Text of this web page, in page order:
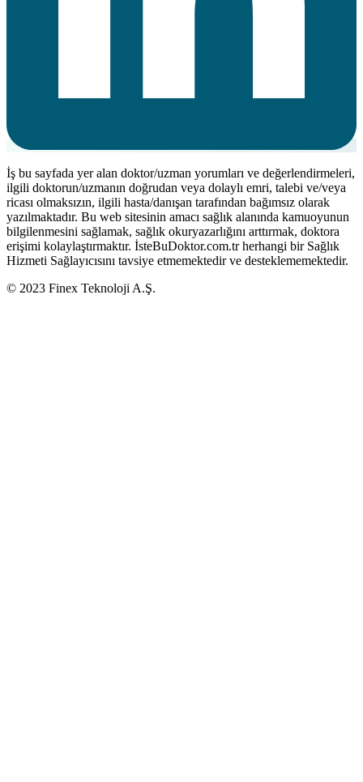
İş bu sayfada yer alan doktor/uzman yorumları ve değerlendirmeleri,
ilgili doktorun/uzmanın doğrudan veya dolaylı emri, talebi ve/veya
ricası olmaksızın, ilgili hasta/danışan tarafından bağımsız olarak
yazılmaktadır. Bu web sitesinin amacı sağlık alanında kamuoyunun
bilgilenmesini sağlamak, sağlık okuryazarlığını arttırmak, doktora
erişimi kolaylaştırmaktır. İsteBuDoktor.com.tr herhangi bir Sağlık
Hizmeti Sağlayıcısını tavsiye etmemektedir ve desteklememektedir.
© 2023 Finex Teknoloji A.Ş.